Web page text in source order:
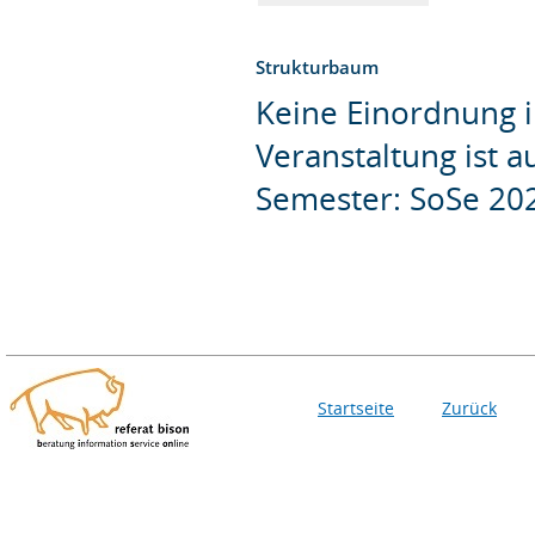
Strukturbaum
Keine Einordnung
Veranstaltung ist
Semester: SoSe
Startseite Zurück